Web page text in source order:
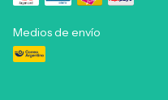
Medios de envío